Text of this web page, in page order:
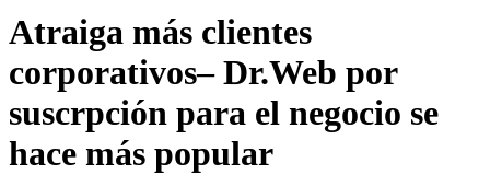
Atraiga más clientes
corporativos– Dr.Web por
suscrpción para el negocio se
hace más popular